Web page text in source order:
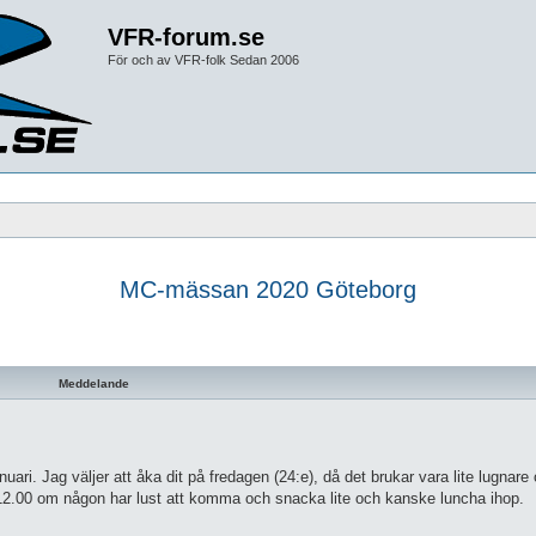
VFR-forum.se
För och av VFR-folk Sedan 2006
MC-mässan 2020 Göteborg
Meddelande
Jag väljer att åka dit på fredagen (24:e), då det brukar vara lite
om någon har lust att komma och snacka lite och kanske luncha ihop.